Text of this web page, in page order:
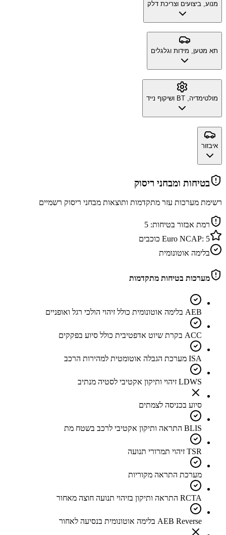
מנוע, ביצועים וצריכת דלק
תא מטען, מידות וגלגלים
מולטימדיה, BT ושיקוף נייד
איבזור
בטיחות ומבחני ריסוק
רשימת מערכות עזר מתקדמות ותוצאות מבחני ריסוק רשמיים
רמת אבזור בטיחות: 5
Euro NCAP: 5
כוכבים
בלימה אוטונומית
מערכות בטיחות מתקדמות
AEB בלימה אוטונומית כולל זיהוי הולכי רגל ואופניים
ACC בקרת שיוט אדפטיבית כולל סיוע בפקקים
ISA מערכת הגבלה אוטומטית למהירות הרכב
LDWS זיהוי ותיקון אקטיבי לסטיה מנתיב
סיוע בכניסה לצמתים
BLIS התראה ותיקון אקטיבי לרכב בשטח מת
TSR זיהוי תמרורי תנועה
מערכת התראה מקוריות
RCTA התראה ותיקון בזיהוי תנועה חוצה מאחור
AEB Reverse בלימה אוטונומית בנסיעה לאחור